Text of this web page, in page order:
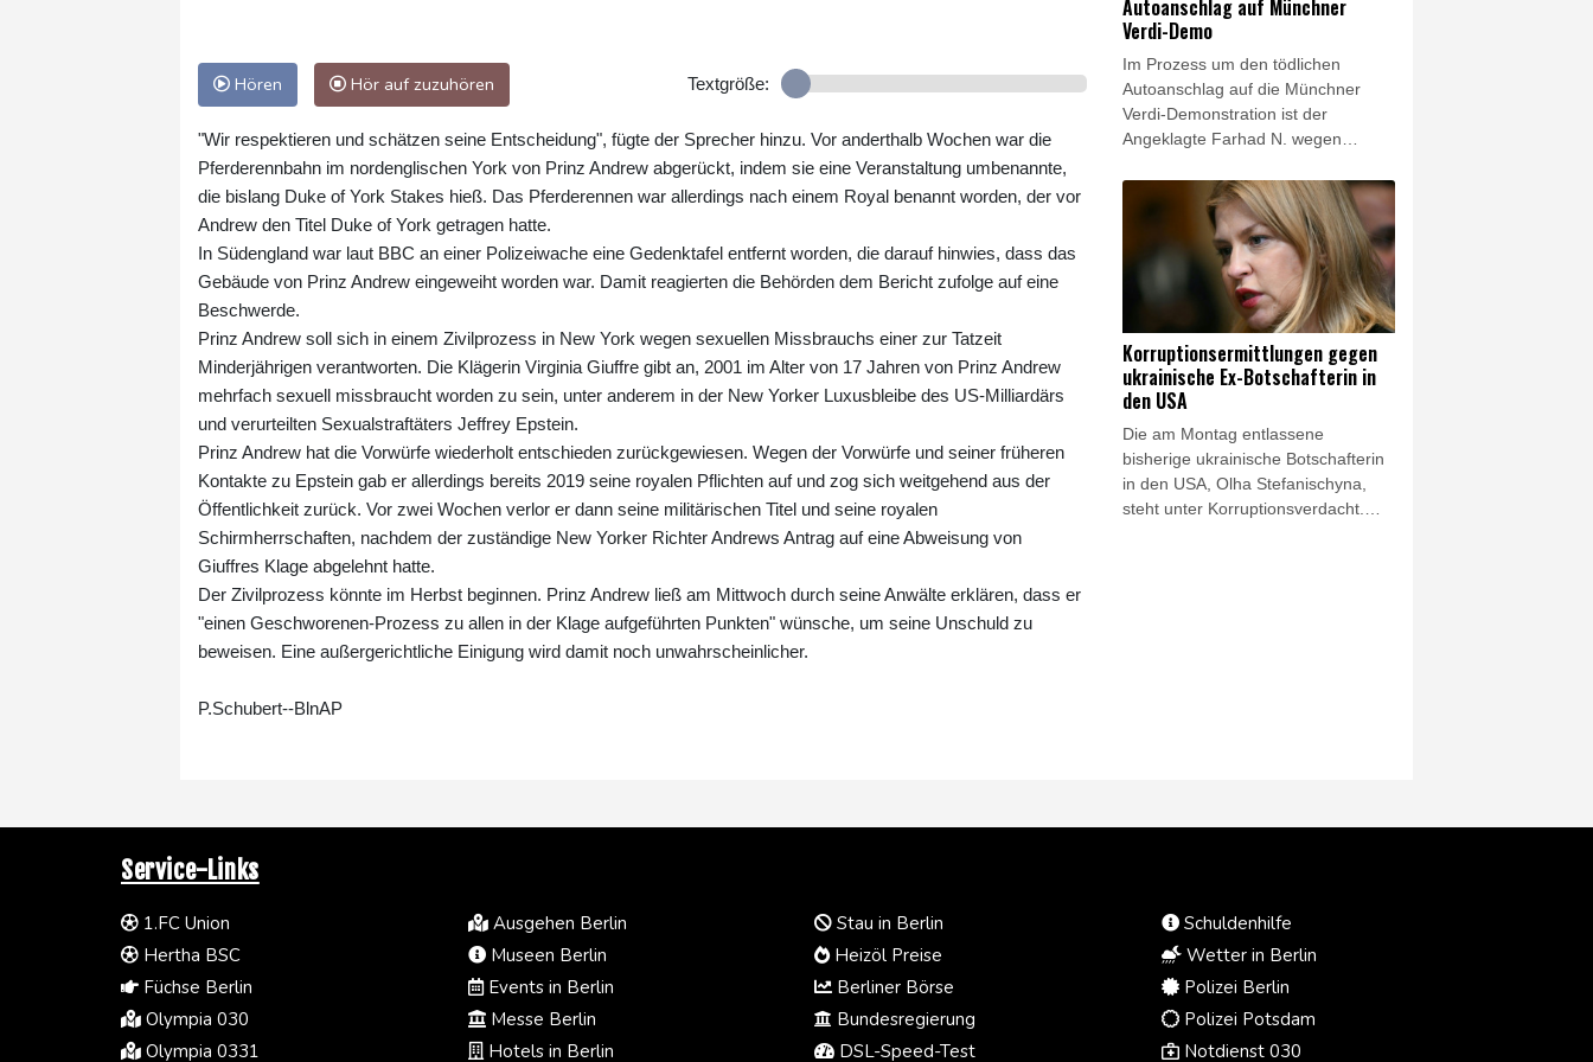
Hören Hör auf zuzuhören Textgröße:
"Wir respektieren und schätzen seine Entscheidung", fügte der Sprecher hinzu. Vor anderthalb Wochen war die
Pferderennbahn im nordenglischen York von Prinz Andrew abgerückt, indem sie eine Veranstaltung umbenannte,
die bislang Duke of York Stakes hieß. Das Pferderennen war allerdings nach einem Royal benannt worden, der vor
Andrew den Titel Duke of York getragen hatte.
In Südengland war laut BBC an einer Polizeiwache eine Gedenktafel entfernt worden, die darauf hinwies, dass das
Gebäude von Prinz Andrew eingeweiht worden war. Damit reagierten die Behörden dem Bericht zufolge auf eine
Beschwerde.
Prinz Andrew soll sich in einem Zivilprozess in New York wegen sexuellen Missbrauchs einer zur Tatzeit
Minderjährigen verantworten. Die Klägerin Virginia Giuffre gibt an, 2001 im Alter von 17 Jahren von Prinz Andrew
mehrfach sexuell missbraucht worden zu sein, unter anderem in der New Yorker Luxusbleibe des US-Milliardärs
und verurteilten Sexualstraftäters Jeffrey Epstein.
Prinz Andrew hat die Vorwürfe wiederholt entschieden zurückgewiesen. Wegen der Vorwürfe und seiner früheren
Kontakte zu Epstein gab er allerdings bereits 2019 seine royalen Pflichten auf und zog sich weitgehend aus der
Öffentlichkeit zurück. Vor zwei Wochen verlor er dann seine militärischen Titel und seine royalen
Schirmherrschaften, nachdem der zuständige New Yorker Richter Andrews Antrag auf eine Abweisung von
Giuffres Klage abgelehnt hatte.
Der Zivilprozess könnte im Herbst beginnen. Prinz Andrew ließ am Mittwoch durch seine Anwälte erklären, dass er
"einen Geschworenen-Prozess zu allen in der Klage aufgeführten Punkten" wünsche, um seine Unschuld zu
beweisen. Eine außergerichtliche Einigung wird damit noch unwahrscheinlicher.
P.Schubert--BlnAP
Energiewende einschließlich der
Abkehr von fossilen Brennstoffen.
Autoanschlag auf Münchner
Verdi-Demo
Im Prozess um den tödlichen
Autoanschlag auf die Münchner
Verdi-Demonstration ist der
Angeklagte Farhad N. wegen
lebenslanger Haft verurteilt worden.
Das Oberlandesgericht der
bayerischen Landeshauptstadt
stellte bei dem aus Afghanistan
stammenden 25-Jährigen am
Donnerstag außerdem die
besondere Schwere der Schuld fest.
Korruptionsermittlungen gegen
ukrainische Ex-Botschafterin in
den USA
Die am Montag entlassene
bisherige ukrainische Botschafterin
in den USA, Olha Stefanischyna,
steht unter Korruptionsverdacht.
offiziell gemeldete Einkommen der
Service-Links
1.FC Union
Hertha BSC
Füchse Berlin
Olympia 030
Olympia 0331
Ausgehen Berlin
Museen Berlin
Events in Berlin
Messe Berlin
Hotels in Berlin
Stau in Berlin
Heizöl Preise
Berliner Börse
Bundesregierung
DSL-Speed-Test
Schuldenhilfe
Wetter in Berlin
Polizei Berlin
Polizei Potsdam
Notdienst 030